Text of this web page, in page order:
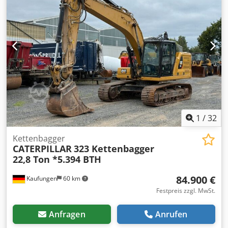
1 /32
Kaufungen 60 km
Kettenbagger
CATERPILLAR323 Kettenbagger
22,8 Ton *5.394 BTH
84.900 €
Festpreis zzgl. MwSt.
Anfragen Anrufen